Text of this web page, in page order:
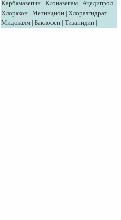
Карбамазепин | Клоназепам | Ацедипрол |
Хлоракон | Метиндион | Хлоралгидрат |
Мидокалм | Баклофен | Тизанидин |